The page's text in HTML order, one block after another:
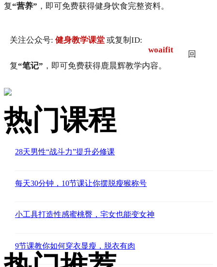
复“营养” ，即可免费获得健身饮食完整资料。
关注公众号: 健身教学课堂 或复制ID:
woaifit
回
复“笔记” ，即可免费获得鹿晨辉教学内容。
热门课程
28天男性“战斗力”提升必修课
每天30分钟，10节课让你摆脱瘦猴称号
小工具打造性感蜜桃臀，宅女也能变女神
9节课教你如何穿衣显瘦，脱衣有肉